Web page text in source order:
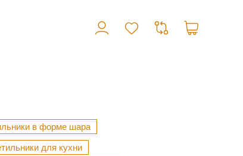
в форме шара
для кухни